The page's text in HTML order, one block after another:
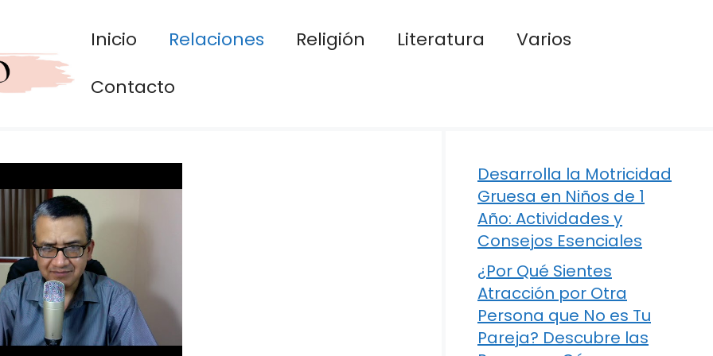
Inicio Relaciones Religión Literatura
Varios
Contacto
Desarrolla la Motricidad
Gruesa en Niños de 1
Año: Actividades y
Consejos Esenciales
¿Por Qué Sientes
Atracción por Otra
Persona que No es Tu
Pareja? Descubre las